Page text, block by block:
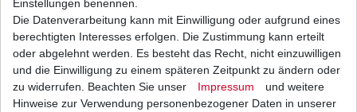
Regler Lichtmaschine Suzuki GSX-R 600 AD B2
UVP 93,01 € 74,80 € *
1 Stück | 74,80 € / Stück
inkl. ges. MwSt. zzgl.
Einstellungen benennen.
Die Datenverarbeitung kann mit Einwilligung oder aufgrund eines
berechtigten Interesses erfolgen. Die Zustimmung kann erteilt
oder abgelehnt werden. Es besteht das Recht, nicht einzuwilligen
und die Einwilligung zu einem späteren Zeitpunkt zu ändern oder
zu widerrufen. Beachten Sie unser
Impressum
und weitere
Hinweise zur Verwendung personenbezogener Daten in unserer